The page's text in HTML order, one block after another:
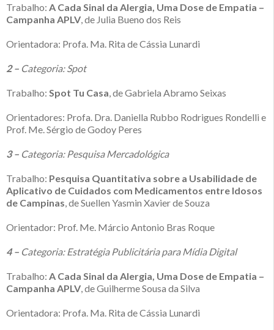
Trabalho: A Cada Sinal da Alergia, Uma Dose de Empatia –
Campanha APLV , de Julia Bueno dos Reis
Orientadora: Profa. Ma. Rita de Cássia Lunardi
2 – Categoria: Spot
Trabalho: Spot Tu Casa , de Gabriela Abramo Seixas
Orientadores: Profa. Dra. Daniella Rubbo Rodrigues Rondelli e
Prof. Me. Sérgio de Godoy Peres
3 – Categoria: Pesquisa Mercadológica
Trabalho: Pesquisa Quantitativa sobre a Usabilidade de
Aplicativo de Cuidados com Medicamentos entre Idosos
de Campinas , de Suellen Yasmin Xavier de Souza
Orientador: Prof. Me. Márcio Antonio Bras Roque
4 – Categoria: Estratégia Publicitária para Mídia Digital
Trabalho: A Cada Sinal da Alergia, Uma Dose de Empatia –
Campanha APLV , de Guilherme Sousa da Silva
Orientadora: Profa. Ma. Rita de Cássia Lunardi